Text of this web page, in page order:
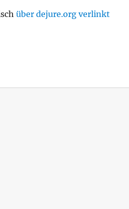
über dejure.org verlinkt